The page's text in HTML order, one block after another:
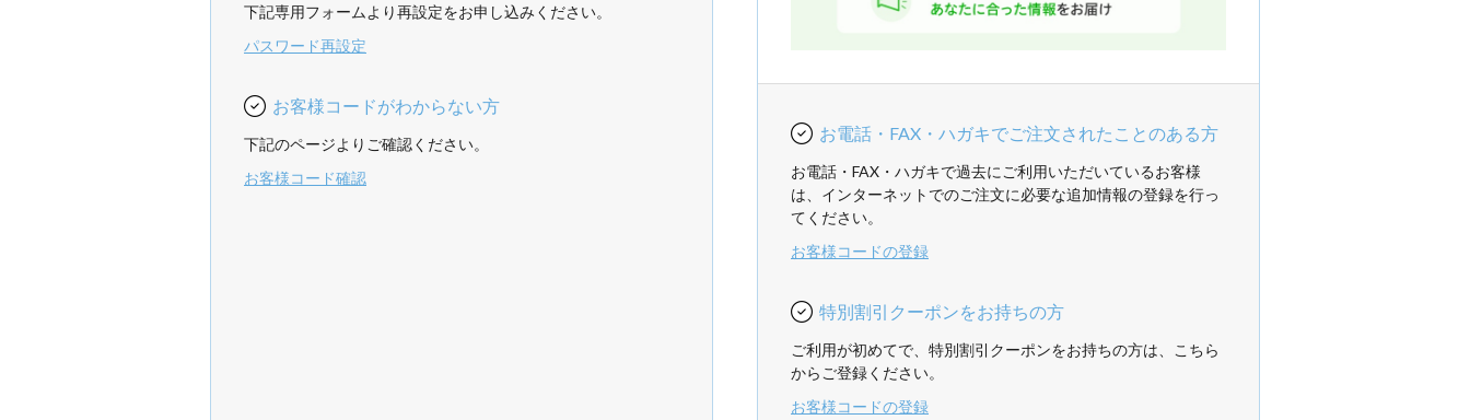
下記専用フォームより再設定をお申し込みください。
パスワード再設定
お客様コードがわからない方
下記のページよりご確認ください。
お客様コード確認
お電話・FAX・ハガキでご注文されたことのある方
お電話・FAX・ハガキで過去にご利用いただいているお客様
は、インターネットでのご注文に必要な追加情報の登録を行っ
てください。
お客様コードの登録
特別割引クーポンをお持ちの方
ご利用が初めてで、特別割引クーポンをお持ちの方は、こちら
からご登録ください。
お客様コードの登録